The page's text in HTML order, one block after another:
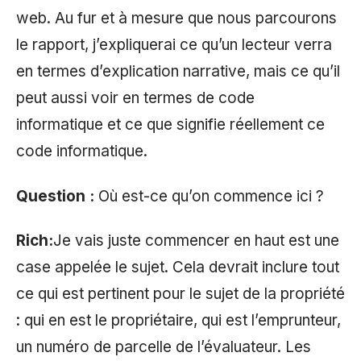
web. Au fur et à mesure que nous parcourons
le rapport, j’expliquerai ce qu’un lecteur verra
en termes d’explication narrative, mais ce qu’il
peut aussi voir en termes de code
informatique et ce que signifie réellement ce
code informatique.
Question : Où est-ce qu’on commence ici ?
Rich:Je vais juste commencer en haut est une
case appelée le sujet. Cela devrait inclure tout
ce qui est pertinent pour le sujet de la propriété
: qui en est le propriétaire, qui est l’emprunteur,
un numéro de parcelle de l’évaluateur. Les